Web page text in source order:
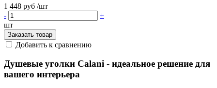
1 448 руб /шт
-
+
шт
Заказать товар
Добавить к сравнению
Душевые уголки Calani - идеальное решение для
вашего интерьера